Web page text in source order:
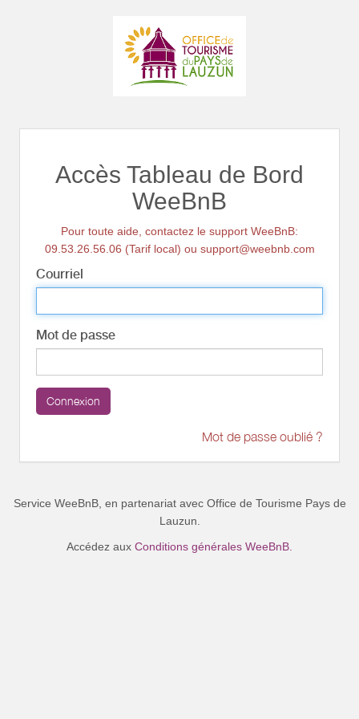
Accès Tableau de Bord
WeeBnB
Pour toute aide, contactez le support WeeBnB:
09.53.26.56.06 (Tarif local) ou support@weebnb.com
Courriel
Mot de passe
Connexion
Mot de passe oublié ?
Service WeeBnB, en partenariat avec Office de Tourisme Pays de
Lauzun
Accédez aux Conditions générales WeeBnB.